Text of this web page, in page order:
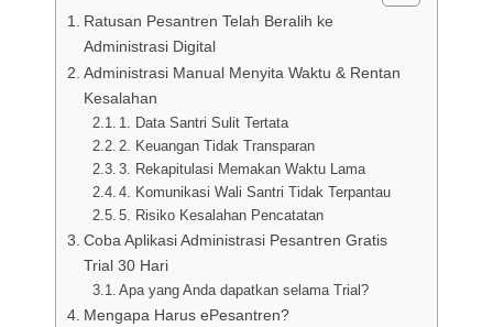
Ratusan Pesantren Telah Beralih ke
Administrasi Digital
Administrasi Manual Menyita Waktu & Rentan
Kesalahan
1. Data Santri Sulit Tertata
2. Keuangan Tidak Transparan
3. Rekapitulasi Memakan Waktu Lama
4. Komunikasi Wali Santri Tidak Terpantau
5. Risiko Kesalahan Pencatatan
Coba Aplikasi Administrasi Pesantren Gratis
Trial 30 Hari
Apa yang Anda dapatkan selama Trial?
Mengapa Harus ePesantren?